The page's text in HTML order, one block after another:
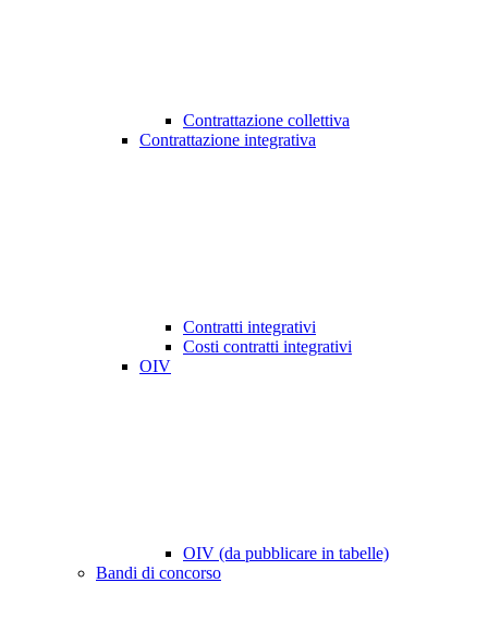
Contrattazione collettiva
Contrattazione integrativa
Contratti integrativi
Costi contratti integrativi
OIV
OIV (da pubblicare in tabelle)
Bandi di concorso